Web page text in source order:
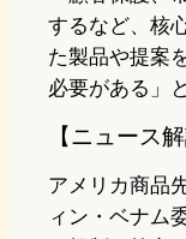
するなど、核
た製品や提案
必要がある」
【ニュース解
アメリカ商品
ィン・ベナム